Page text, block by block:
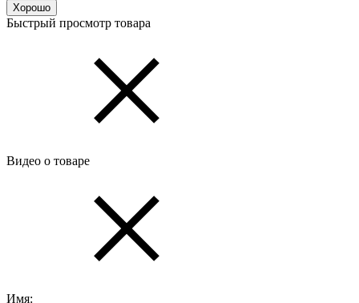
Хорошо
Быстрый просмотр товара
Видео о товаре
Имя: